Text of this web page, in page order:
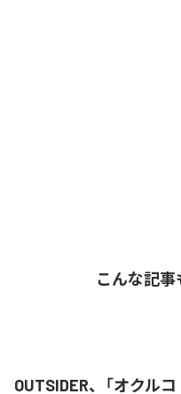
こんな記
OUTSIDER、「オクル